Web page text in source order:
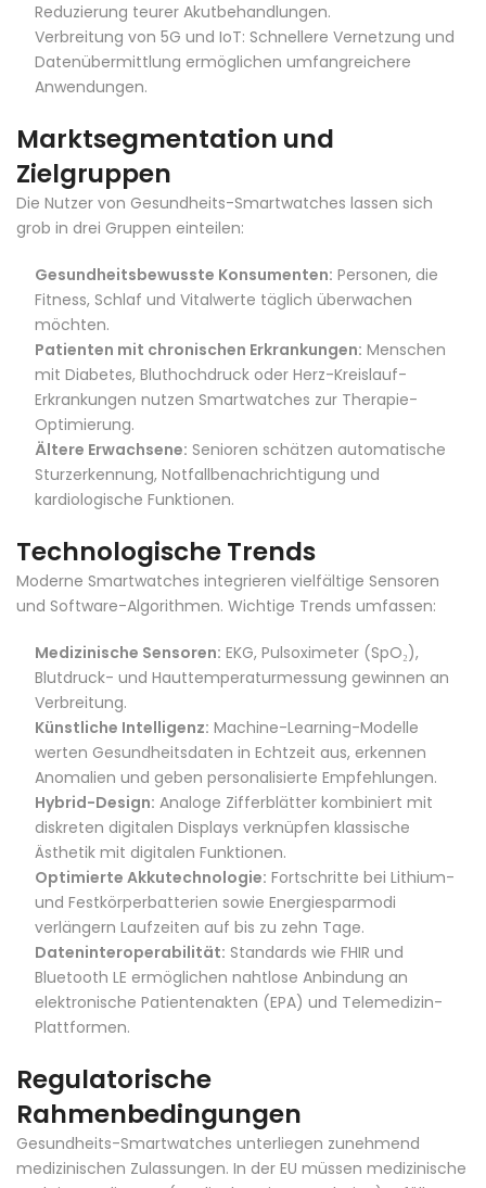
Reduzierung teurer Akutbehandlungen.
Verbreitung von 5G und IoT: Schnellere Vernetzung und
Datenübermittlung ermöglichen umfangreichere
Anwendungen.
Marktsegmentation und
Zielgruppen
Die Nutzer von Gesundheits-Smartwatches lassen sich
grob in drei Gruppen einteilen:
Gesundheitsbewusste Konsumenten: Personen, die
Fitness, Schlaf und Vitalwerte täglich überwachen
möchten.
Patienten mit chronischen Erkrankungen: Menschen
mit Diabetes, Bluthochdruck oder Herz-Kreislauf-
Erkrankungen nutzen Smartwatches zur Therapie-
Optimierung.
Ältere Erwachsene: Senioren schätzen automatische
Sturzerkennung, Notfallbenachrichtigung und
kardiologische Funktionen.
Technologische Trends
Moderne Smartwatches integrieren vielfältige Sensoren
und Software-Algorithmen. Wichtige Trends umfassen:
Medizinische Sensoren: EKG, Pulsoximeter (SpO₂),
Blutdruck- und Hauttemperaturmessung gewinnen an
Verbreitung.
Künstliche Intelligenz: Machine-Learning-Modelle
werten Gesundheitsdaten in Echtzeit aus, erkennen
Anomalien und geben personalisierte Empfehlungen.
Hybrid-Design: Analoge Zifferblätter kombiniert mit
diskreten digitalen Displays verknüpfen klassische
Ästhetik mit digitalen Funktionen.
Optimierte Akkutechnologie: Fortschritte bei Lithium-
und Festkörperbatterien sowie Energiesparmodi
verlängern Laufzeiten auf bis zu zehn Tage.
Dateninteroperabilität: Standards wie FHIR und
Bluetooth LE ermöglichen nahtlose Anbindung an
elektronische Patientenakten (EPA) und Telemedizin-
Plattformen.
Regulatorische
Rahmenbedingungen
Gesundheits-Smartwatches unterliegen zunehmend
medizinischen Zulassungen. In der EU müssen medizinische